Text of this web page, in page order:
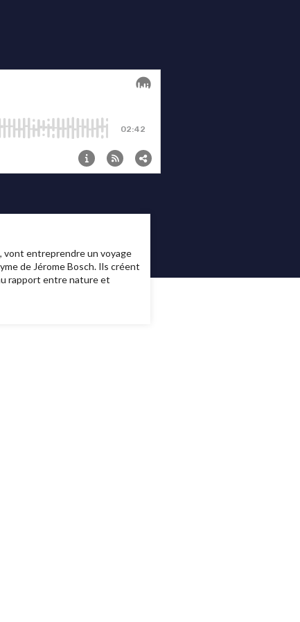
vont entreprendre un voyage
de Jérome Bosch. Ils créent
rapport entre nature et